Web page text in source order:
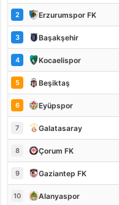
2 Erzurumspor FK
3 Başakşehir
4 Kocaelispor
5 Beşiktaş
6 Eyüpspor
7 Galatasaray
8 Çorum FK
9 Gaziantep FK
10 Alanyaspor